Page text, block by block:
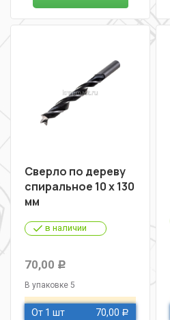
Сверло по дереву
спиральное 10 х 130
мм
в наличии
70,00 Р
В упаковке 5
От 1 шт 70,00 Р